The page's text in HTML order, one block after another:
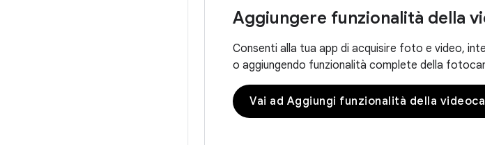
Aggiungere funzionalità della
Consenti alla tua app di acquisire foto e video,
o aggiungendo funzionalità complete della
Vai ad Aggiungi funzionalità della